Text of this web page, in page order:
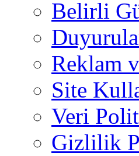
Belirli
Reklam
Site
Veri
Gizlilik